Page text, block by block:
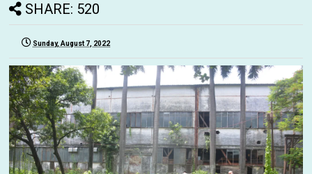
SHARE: 520
Sunday, August 7, 2022